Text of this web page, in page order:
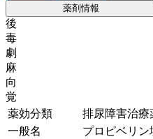
薬剤情報
後
毒
劇
麻
向
覚
薬効分類
排尿障害治療
一般名
プロピベリン